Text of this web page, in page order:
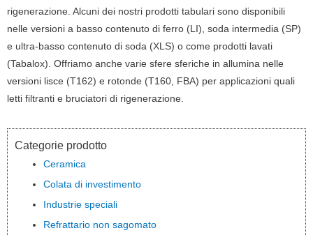
rigenerazione. Alcuni dei nostri prodotti tabulari sono disponibili
nelle versioni a basso contenuto di ferro (LI), soda intermedia (SP)
e ultra-basso contenuto di soda (XLS) o come prodotti lavati
(Tabalox). Offriamo anche varie sfere sferiche in allumina nelle
versioni lisce (T162) e rotonde (T160, FBA) per applicazioni quali
letti filtranti e bruciatori di rigenerazione.
Categorie prodotto
Ceramica
Colata di investimento
Industrie speciali
Refrattario non sagomato